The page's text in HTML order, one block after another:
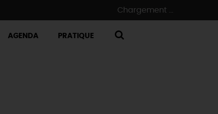
Chargement ...
AGENDA PRATIQUE